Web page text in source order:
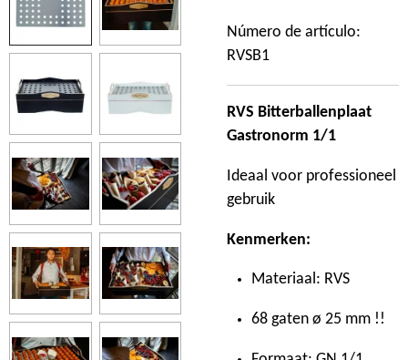
Número de artículo:
RVSB1
RVS Bitterballenplaat
Gastronorm 1/1
Ideaal voor professioneel
gebruik
Kenmerken:
Materiaal: RVS
68 gaten ø 25 mm !!